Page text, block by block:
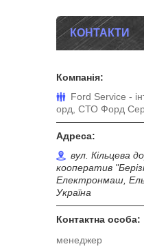
КОНТАКТИ
Ford Service -
орд, СТО Форд
вул. Кільцева
кооператив
Електронмаш,
Україна
менеджер